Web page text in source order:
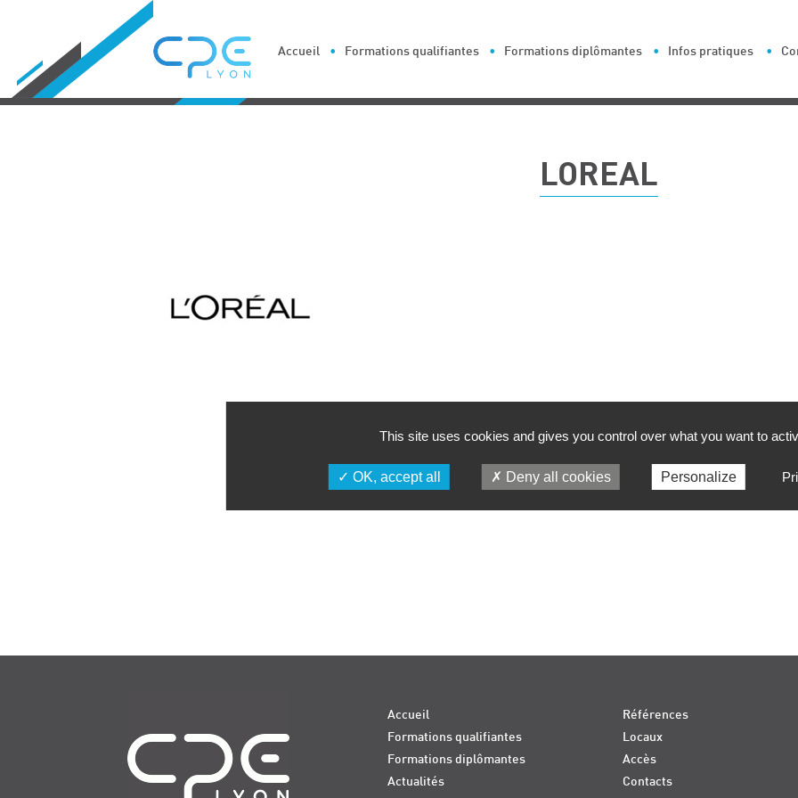
Accueil Formations qualifiantes Formations diplômantes Infos pratiques
LOREAL
Accueil
Formations qualifiantes
Formations diplômantes
Actualités
Références
Locaux
Accès
Contacts
Cookies management panel
This site uses cookies and gives you control over what you want to
OK, accept all Deny all cookies Personalize